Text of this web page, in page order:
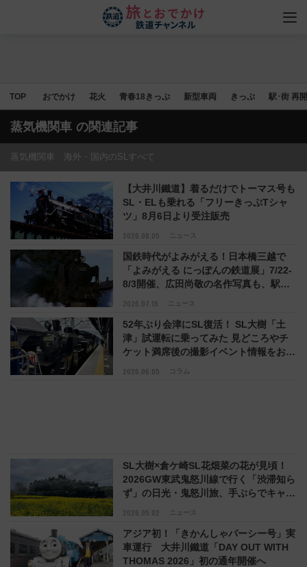
TOP おでかけ 花火 青春18きっぷ 新型車両 きっぷ 駅･街 再
蒸気機関車 の関連記事
蒸気機関車 海外・国内のSLすべて
2026.08.05 ニュース
【大井川鐵道】着るだけでトーマス号も
SL・ELも乗れる「フリーきっぷTシャ
ツ」8月6日より受注販売
2026.07.19 ニュース
国鉄時代がよみがえる！日本橋三越で
「よみがえる にっぽんの鉄道展」7/22-
8/3開催、広田尚敬の名作写真も、駅弁
2026.06.05 コラム
52年ぶり会津にSL復活！ SL大樹「土
津」試運転に乗ってみた 見どころやチ
ケット満席後の撮影イベント情報をお届
2026.05.02 ニュース
SL大樹×倉ケ崎SL花畑菜の花が見頃！
2026GW東武鬼怒川線で行く「渋滞知ら
ず」の日光・鬼怒川旅、手ぶらでキャン
アジア初！「きかんしゃパーシー号」実
車運行 大井川鐵道「DAY OUT WITH
THOMAS 2026」初の通年開催へ